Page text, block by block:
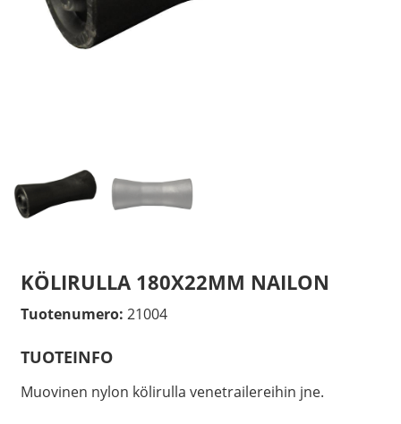
KÖLIRULLA 180X22MM NAILON
Tuotenumero: 21004
TUOTEINFO
Muovinen nylon kölirulla venetrailereihin jne.